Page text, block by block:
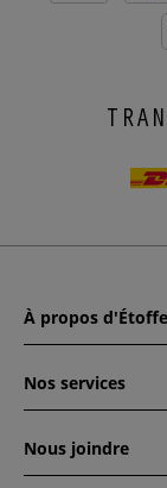
À propos
Nos services
Nous joindre